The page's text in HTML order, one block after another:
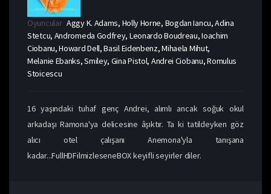
Oyuncular Aggy K. Adams, Holly Horne, Bogdan Iancu, Adina
Stetcu, Andromeda Godfrey, Leonardo Boudreau, Ioachim
Ciobanu, Howard Dell, Basil Eidenbenz, Mihaela Mihut,
Melanie Ebanks, Smiley, Gina Pistol, Andrei Ciobanu, Romulus
Stoicescu
16 yaşındaki tuhaf genç Andrei, alımlı ancak soğuk okul
arkadaşı Ramona'ya delicesine âşıktır. Ta ki tatildeyken göz
alıcı otel çalışanı Anemona'yla tanışana
kadar...FullHDFilmizleseneBOX keyifli seyirler diler.